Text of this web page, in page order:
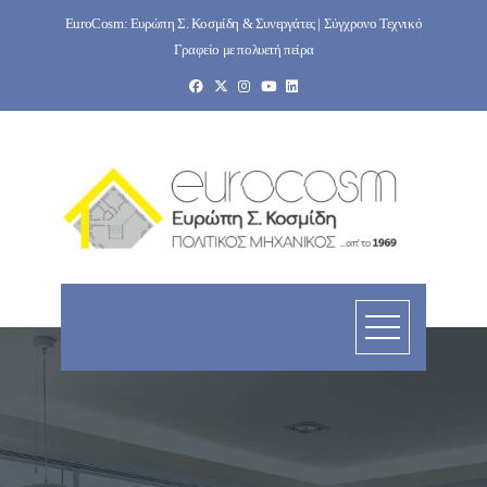
EuroCosm: Ευρώπη Σ. Κοσμίδη & Συνεργάτες | Σύγχρονο Τεχνικό
Γραφείο με πολυετή πείρα